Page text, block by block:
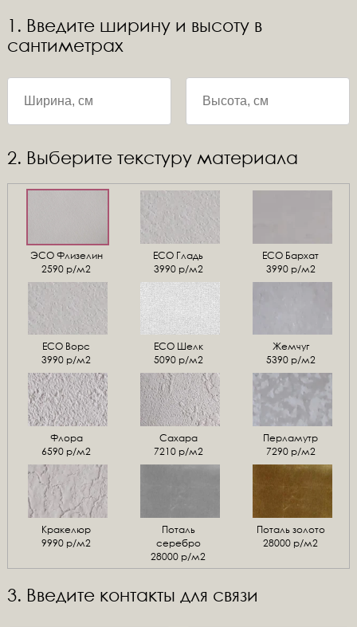
1. Введите ширину и высоту в
сантиметрах
2. Выберите текстуру материала
ЭСО Флизелин
2590 р/м2
ЕСО Гладь
3990 р/м2
ECO Бархат
3990 р/м2
ЕСО Ворс
3990 р/м2
ЕСО Шелк
5090 р/м2
Жемчуг
5390 р/м2
Флора
6590 р/м2
Сахара
7210 р/м2
Перламутр
7290 р/м2
Кракелюр
9990 р/м2
Поталь
серебро
28000 р/м2
Поталь золото
28000 р/м2
3. Введите контакты для связи